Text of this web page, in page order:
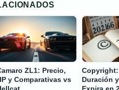
ZL1: Precio,
y Comparativas vs
Duración